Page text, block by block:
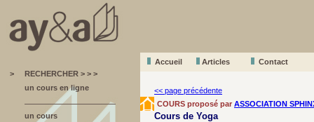
Accueil Articles
Contact
>
RECHERCHER > > >
un cours en ligne
un cours
<< page précédente
COURS proposé par ASSOCIATION
Cours de Yoga